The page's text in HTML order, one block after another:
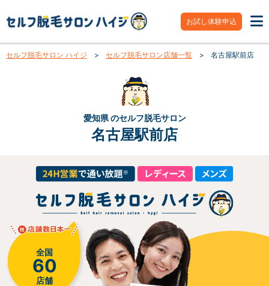
お試し体験申込
セルフ脱毛サロン ハイジ > セルフ脱毛サロン店舗一覧 > 名古屋駅前店
愛知県 のセルフ脱毛サロン
名古屋駅前店
全国
60
店舗